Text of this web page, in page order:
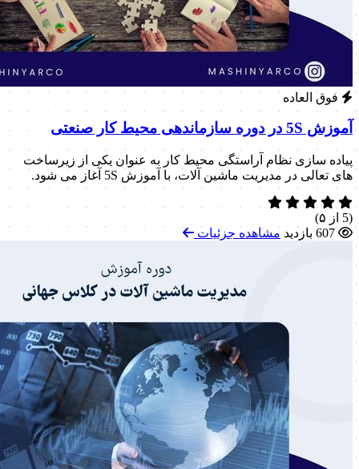
فوق العاده
آموزش 5S در دوره سازماندهی محیط کار صنعتی
پیاده سازی نظام آراستگی محیط کار به عنوان یکی از زیرساخت
های تعالی در مدیریت ماشین آلات، با آموزش 5S آغاز می شود.
(5 از ۵)
مشاهده جزئیات